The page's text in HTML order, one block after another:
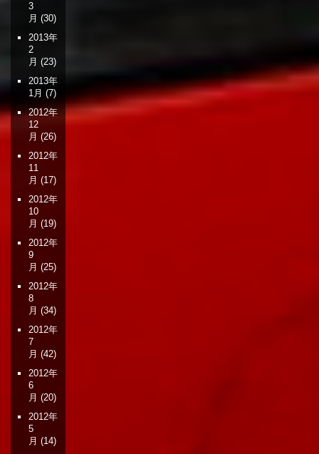
3
月 (30)
2013年
2
月 (23)
2013年
1月 (7)
2012年
12
月 (26)
2012年
11
月 (17)
2012年
10
月 (19)
2012年
9
月 (25)
2012年
8
月 (34)
2012年
7
月 (42)
2012年
6
月 (20)
2012年
5
月 (14)